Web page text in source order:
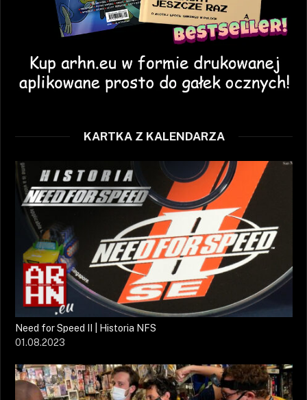
KARTKA Z KALENDARZA
Need for Speed II | Historia NFS
01.08.2023